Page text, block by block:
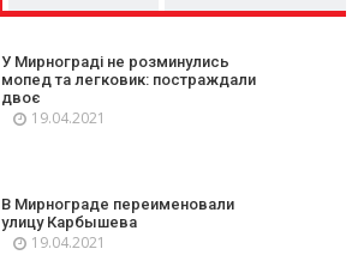
У Мирнограді не розминулись
мопед та легковик: постраждали
двоє
19.04.2021
В Мирнограде переименовали
улицу Карбышева
19.04.2021